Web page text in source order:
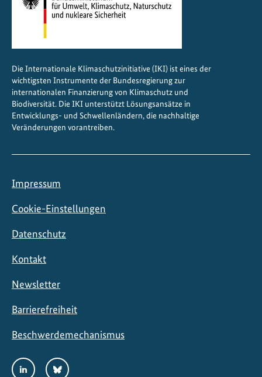
Die Internationale Klimaschutzinitiative (IKI) ist eines der
wichtigsten Instrumente der Bundesregierung zur
internationalen Finanzierung von Klimaschutz und
Biodiversität. Die IKI unterstützt Lösungsansätze in
Entwicklungs- und Schwellenländern, die nachhaltige
Veränderungen vorantreiben.
Impressum
Cookie-Einstellungen
Datenschutz
Kontakt
Newsletter
Barrierefreiheit
Beschwerdemechanismus
Social
Media
LinkedInBluesky